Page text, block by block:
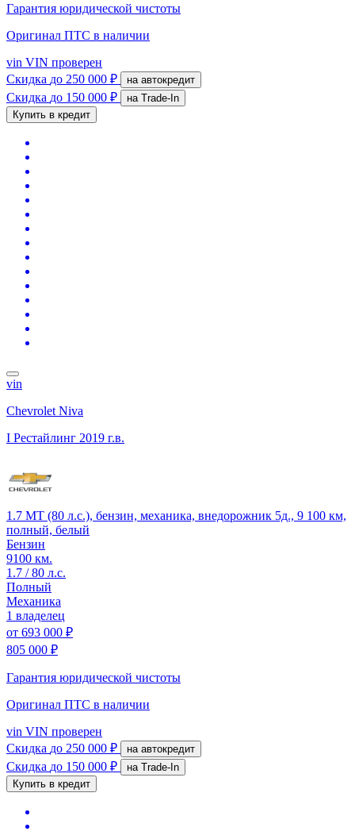
Гарантия юридической чистоты
Оригинал ПТС в наличии
vin VIN проверен
Скидка до 250 000 ₽ на автокредит
Скидка до 150 000 ₽
на Trade-In
Купить в кредит
vin
Chevrolet Niva
I Рестайлинг 2019 г.в.
1.7 MT (80 л.с.), бензин, механика, внедорожник 5д., 9 100 км,
полный, белый
Бензин
9100 км.
1.7 / 80 л.с.
Полный
Механика
1 владелец
от 693 000 ₽
805 000 ₽
Гарантия юридической чистоты
Оригинал ПТС в наличии
vin VIN проверен
Скидка до 250 000 ₽ на автокредит
Скидка до 150 000 ₽
на Trade-In
Купить в кредит